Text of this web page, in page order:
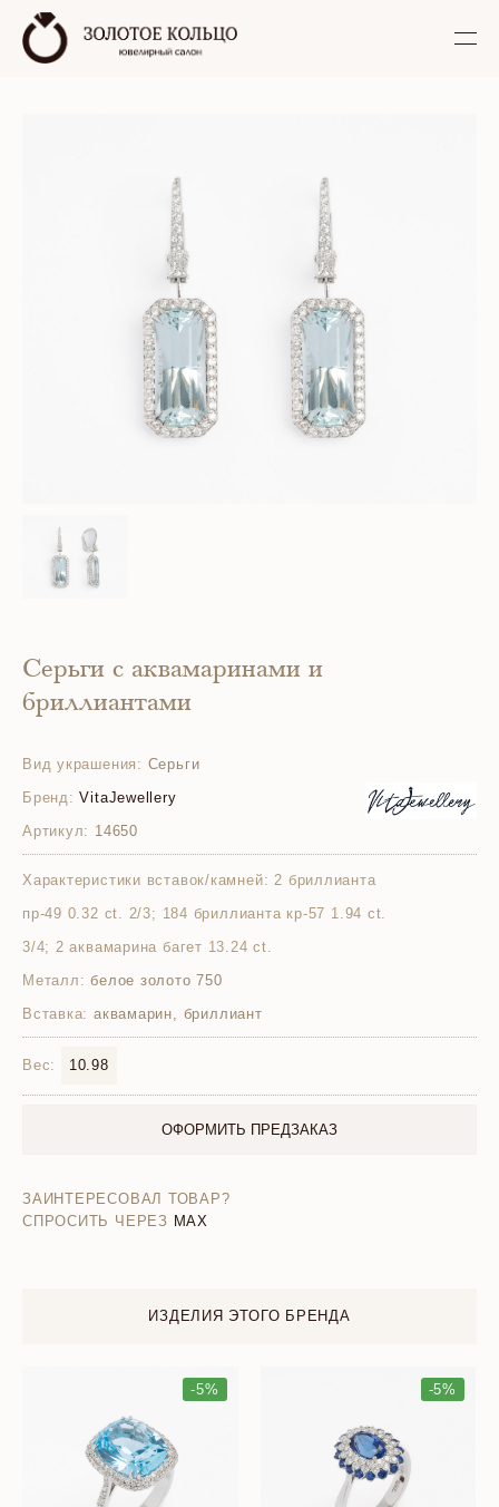
Серьги с аквамаринами и
бриллиантами
Вид украшения: Серьги
Бренд: VitaJewellery
Артикул: 14650
Характеристики вставок/камней: 2 бриллианта
пр-49 0.32 ct. 2/3; 184 бриллианта кр-57 1.94 ct.
3/4; 2 аквамарина багет 13.24 ct.
Металл: белое золото 750
Вставка: аквамарин, бриллиант
Вес: 10.98
ОФОРМИТЬ ПРЕДЗАКАЗ
ЗАИНТЕРЕСОВАЛ ТОВАР?
СПРОСИТЬ ЧЕРЕЗ MAX
ИЗДЕЛИЯ ЭТОГО БРЕНДА
-5% -5%